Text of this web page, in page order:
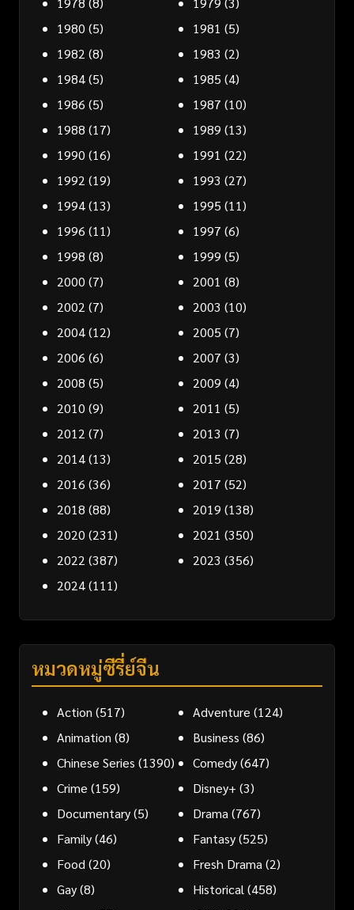
1980 (5) 1981 (5)
1982 (8) 1983 (2)
1984(5) 1985 (4)
1986 (5) 1987 (10)
1988 (17) 1989 (13)
1990 (16) 1991 (22)
1992 (19) 1993 (27)
1994(13) 1995 (11)
1996 (11) 1997 (6)
1998 (8) 1999 (5)
2000 (7) 2001 (8)
2002 (7) 2003 (10)
2004(12) 2005 (7)
2006 (6) 2007 (3)
2008 (5) 2009 (4)
2010 (9) 2011 (5)
2012 (7) 2013 (7)
2014(13) 2015 (28)
2016 (36) 2017 (52)
2018 (88) 2019 (138)
2020 (231) 2021 (350)
2022 (387) 2023 (356)
2024(111)
หมวดหมู่ซีรี่ย์จีน
Action (517) Adventure (124)
Animation (8) Business (86)
Chinese Series (1390) Comedy(647)
Crime (159) Disney+ (3)
Documentary(5) Drama (767)
Family(46) Fantasy(525)
Food (20) Fresh Drama (2)
Gay(8) Historical (458)